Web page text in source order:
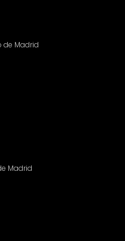
de Madrid
Madrid